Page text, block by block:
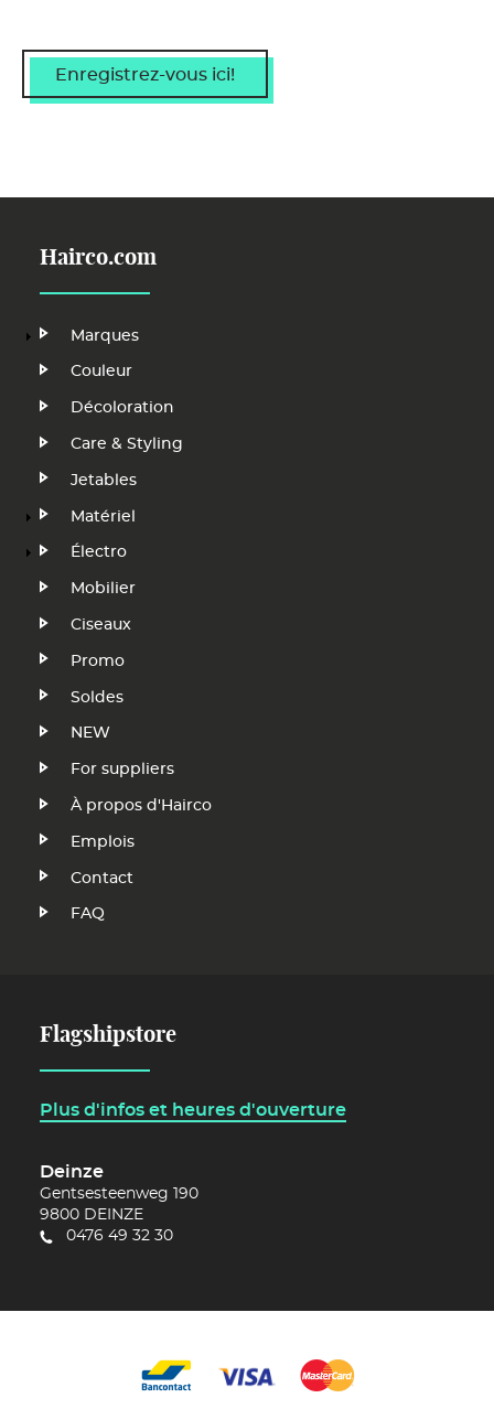
Enregistrez-vous ici!
Hairco.com
Main
Navigation
FR
Marques
Couleur
Décoloration
Care & Styling
Jetables
Matériel
Électro
Mobilier
Ciseaux
Promo
Soldes
NEW
Footer
Menu
FR
For suppliers
À propos d'Hairco
Emplois
Contact
FAQ
Flagshipstore
Plus d'infos et heures d'ouverture
Deinze
Gentsesteenweg 190
9800 DEINZE
0476 49 32 30